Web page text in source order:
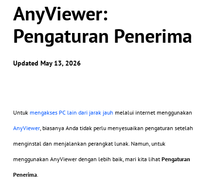
AnyViewer:
Pengaturan Penerima
Updated May 13, 2026
Untuk mengakses PC lain dari jarak jauh melalui internet menggunakan
AnyViewer, biasanya Anda tidak perlu menyesuaikan pengaturan setelah
menginstal dan menjalankan perangkat lunak. Namun, untuk
menggunakan AnyViewer dengan lebih baik, mari kita lihat Pengaturan
Penerima.